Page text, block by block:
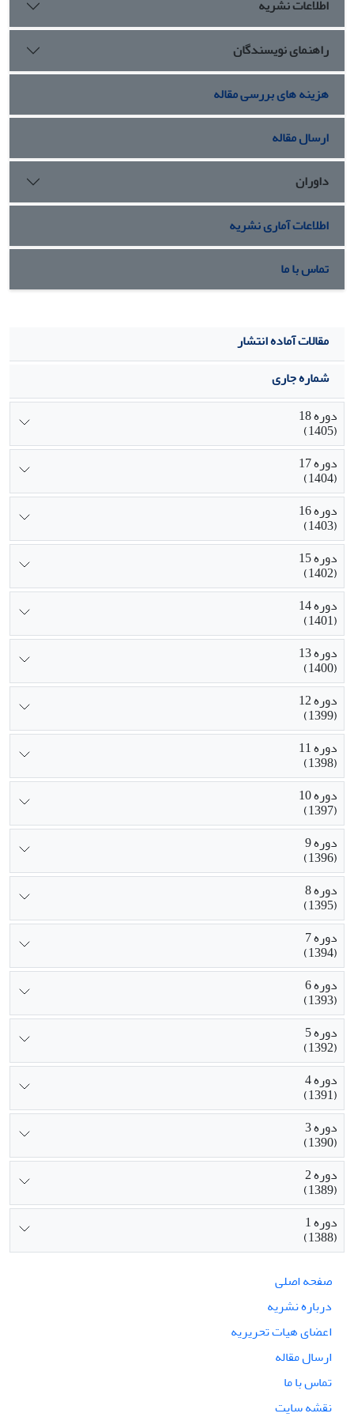
اطلاعات نشریه
راهنمای نویسندگان
هزینه های بررسی مقاله
ارسال مقاله
داوران
اطلاعات آماری نشریه
تماس با ما
مقالات آماده انتشار
شماره جاری
دوره 18
(1405)
دوره 17
(1404)
دوره 16
(1403)
دوره 15
(1402)
دوره 14
(1401)
دوره 13
(1400)
دوره 12
(1399)
دوره 11
(1398)
دوره 10
(1397)
دوره 9
(1396)
دوره 8
(1395)
دوره 7
(1394)
دوره 6
(1393)
دوره 5
(1392)
دوره 4
(1391)
دوره 3
(1390)
دوره 2
(1389)
دوره 1
(1388)
صفحه اصلی
درباره نشریه
اعضای هیات تحریریه
ارسال مقاله
تماس با ما
نقشه سایت